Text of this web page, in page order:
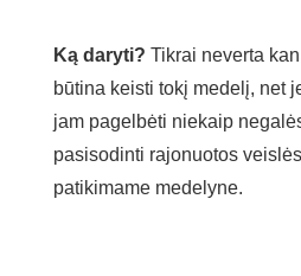
Ką daryti? Tikrai neverta
būtina keisti tokį medelį, net
jam pagelbėti niekaip
pasisodinti rajonuotos
patikimame medelyne.